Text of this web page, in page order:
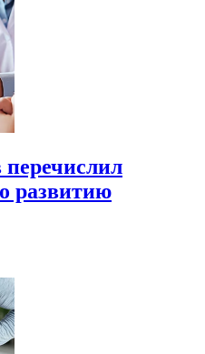
развитию